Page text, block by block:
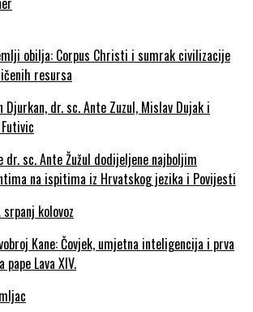
obilja: Corpus Christi i sumrak civilizacije
resursa
dr. sc. Ante Žužul dodijeljene najboljim
na ispitima iz Hrvatskog jezika i Povijesti
Kane: Čovjek, umjetna inteligencija i prva
pape Lava XIV.